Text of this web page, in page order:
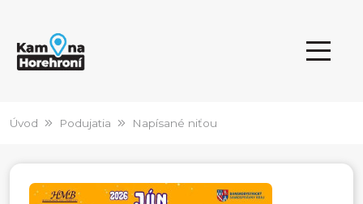
Úvod Podujatia Napísané niťou